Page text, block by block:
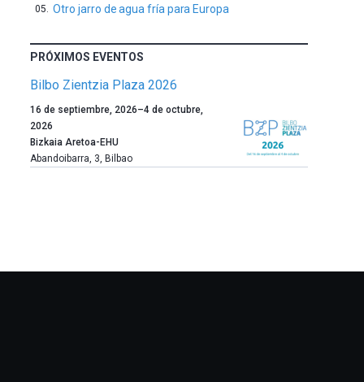
Otro jarro de agua fría para Europa
PRÓXIMOS EVENTOS
Bilbo Zientzia Plaza 2026
Un
año
más,
Bilbao
la
16 de septiembre, 2026–4 de octubre,
2026
Bizkaia Aretoa-EHU
Abandoibarra, 3, Bilbao